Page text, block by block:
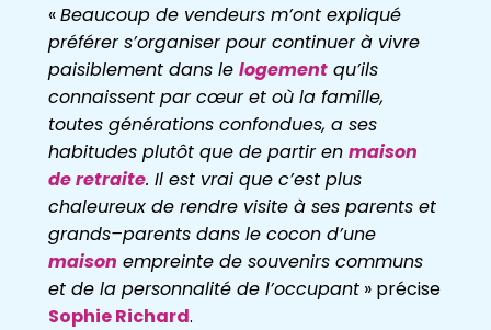
«Beaucoup de vendeurs m’ont expliqué
préférer s’organiser pour continuer à vivre
paisiblement dans le logement qu’ils
connaissent par cœur et où la famille,
toutes générations confondues, a ses
habitudes plutôt que de partir en maison
de retraite. Il est vrai que c’est plus
chaleureux de rendre visite à ses parents et
grands–parents dans le cocon d’une
maison empreinte de souvenirs communs
et de la personnalité de l’occupant » précise
Sophie Richard.